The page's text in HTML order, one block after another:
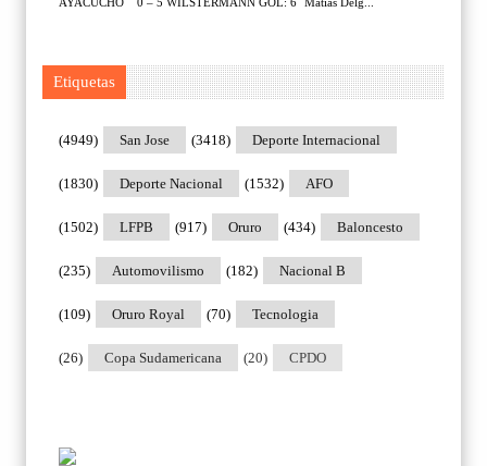
Etiquetas
San Jose
(4949) Deporte Internacional
(3418)
Deporte Nacional
(1830) AFO
(1532)
LFPB
(1502) Oruro
(917) Baloncesto
(434)
Automovilismo
(235) Nacional B
(182)
Oruro Royal
(109) Tecnologia
(70)
Copa Sudamericana
(26) CPDO
(20)